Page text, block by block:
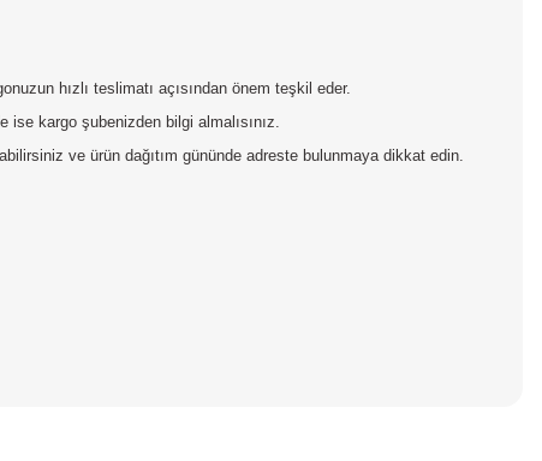
hızlı teslimatı açısından önem teşkil eder.
ise kargo şubenizden bilgi almalısınız.
ve ürün dağıtım gününde adreste bulunmaya dikkat edin.